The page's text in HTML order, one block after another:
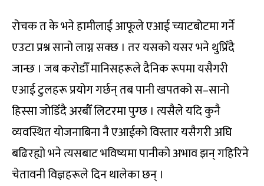
रोचक त के भने हामीलाई आफूले एआई च्याटबोटमा गर्ने
एउटा प्रश्न सानो लाग्न सक्छ । तर यसको यसर भने थुप्रिँदै
जान्छ । जब करोडौँ मानिसहरूले दैनिक रूपमा यसैगरी
एआई टुलहरू प्रयोग गर्छन् तब पानी खपतको स–सानो
हिस्सा जोडिँदै अरबौँ लिटरमा पुग्छ । त्यसैले यदि कुनै
व्यवस्थित योजनाबिना नै एआईको विस्तार यसैगरी अघि
बढिरह्यो भने त्यसबाट भविष्यमा पानीको अभाव झन् गहिरिने
चेतावनी विज्ञहरूले दिन थालेका छन् ।